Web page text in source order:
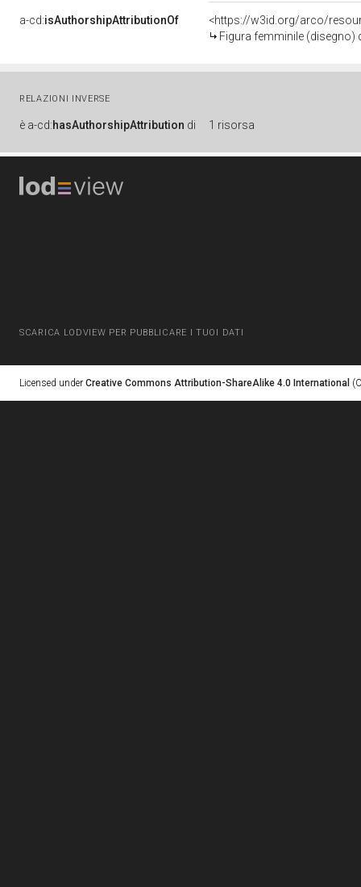
a-cd:isAuthorshipAttributionOf
<https://w3id.org/arco/
Figura femminile (disegno)
RELAZIONI INVERSE
è a-cd:hasAuthorshipAttribution di 1 risorsa
SCARICA LODVIEW PER PUBBLICARE I TUOI DATI
Licensed under Creative Commons Attribution-ShareAlike 4.0 International